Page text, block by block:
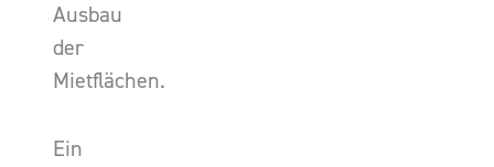
Ausbau
der
Mietflächen.
Ein